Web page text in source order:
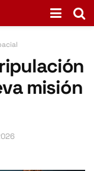
misión